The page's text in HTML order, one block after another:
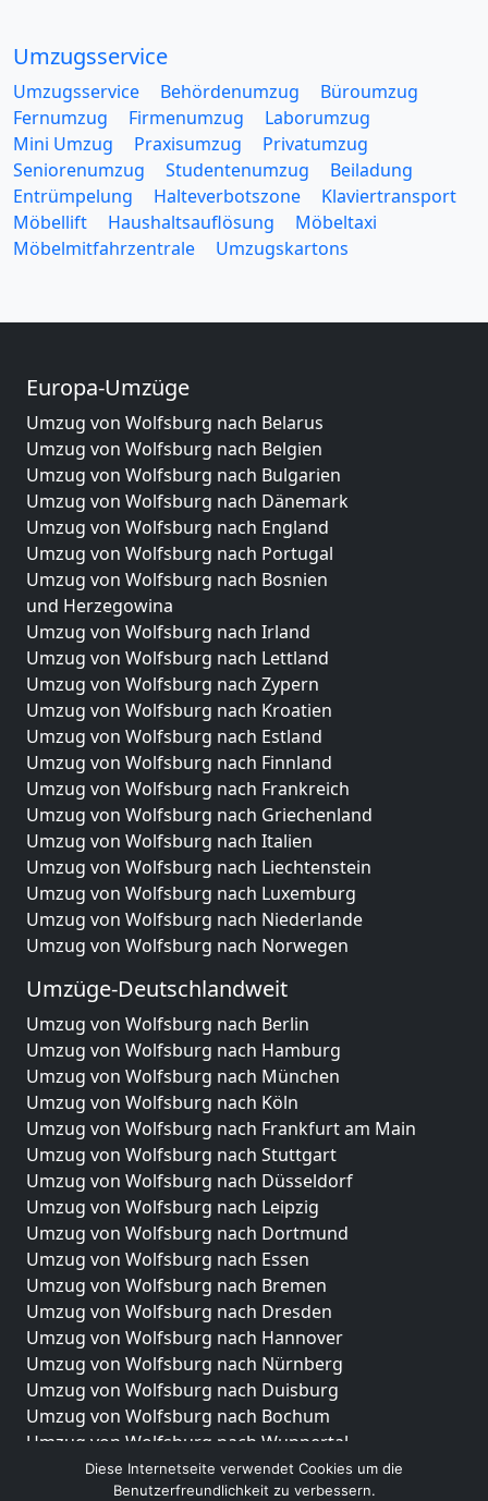
Umzugsservice
Umzugsservice Behördenumzug
Büroumzug
Fernumzug
Firmenumzug
Laborumzug
Mini Umzug
Praxisumzug
Privatumzug
Seniorenumzug
Studentenumzug
Beiladung
Entrümpelung
Halteverbotszone
Klaviertransport
Möbellift
Haushaltsauflösung
Möbeltaxi
Möbelmitfahrzentrale
Umzugskartons
Europa-Umzüge
Umzug von Wolfsburg nach Belarus
Umzug von Wolfsburg nach Belgien
Umzug von Wolfsburg nach Bulgarien
Umzug von Wolfsburg nach Dänemark
Umzug von Wolfsburg nach England
Umzug von Wolfsburg nach Portugal
Umzug von Wolfsburg nach Bosnien
und Herzegowina
Umzug von Wolfsburg nach Irland
Umzug von Wolfsburg nach Lettland
Umzug von Wolfsburg nach Zypern
Umzug von Wolfsburg nach Kroatien
Umzug von Wolfsburg nach Estland
Umzug von Wolfsburg nach Finnland
Umzug von Wolfsburg nach Frankreich
Umzug von Wolfsburg nach Griechenland
Umzug von Wolfsburg nach Italien
Umzug von Wolfsburg nach Liechtenstein
Umzug von Wolfsburg nach Luxemburg
Umzug von Wolfsburg nach Niederlande
Umzug von Wolfsburg nach Norwegen
Umzüge-Deutschlandweit
Umzug von Wolfsburg nach Berlin
Umzug von Wolfsburg nach Hamburg
Umzug von Wolfsburg nach München
Umzug von Wolfsburg nach Köln
Umzug von Wolfsburg nach Frankfurt am Main
Umzug von Wolfsburg nach Stuttgart
Umzug von Wolfsburg nach Düsseldorf
Umzug von Wolfsburg nach Leipzig
Umzug von Wolfsburg nach Dortmund
Umzug von Wolfsburg nach Essen
Umzug von Wolfsburg nach Bremen
Umzug von Wolfsburg nach Dresden
Umzug von Wolfsburg nach Hannover
Umzug von Wolfsburg nach Nürnberg
Umzug von Wolfsburg nach Duisburg
Umzug von Wolfsburg nach Bochum
Umzug von Wolfsburg nach Wuppertal
Umzug von Wolfsburg nach Bielefeld
Umzug von Wolfsburg nach Bonn
Diese Internetseite verwendet Cookies um die
Benutzerfreundlichkeit zu verbessern.